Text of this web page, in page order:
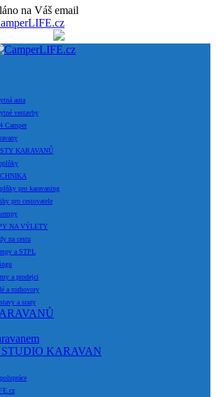
na Váš email
auta
vestavby
Camper
KARAVANŮ
pro karavaning
pro cestovatele
NA VÝLETY
na cestu
a STPL
a prodejci
a rozhovory
a srazy
KARAVAN